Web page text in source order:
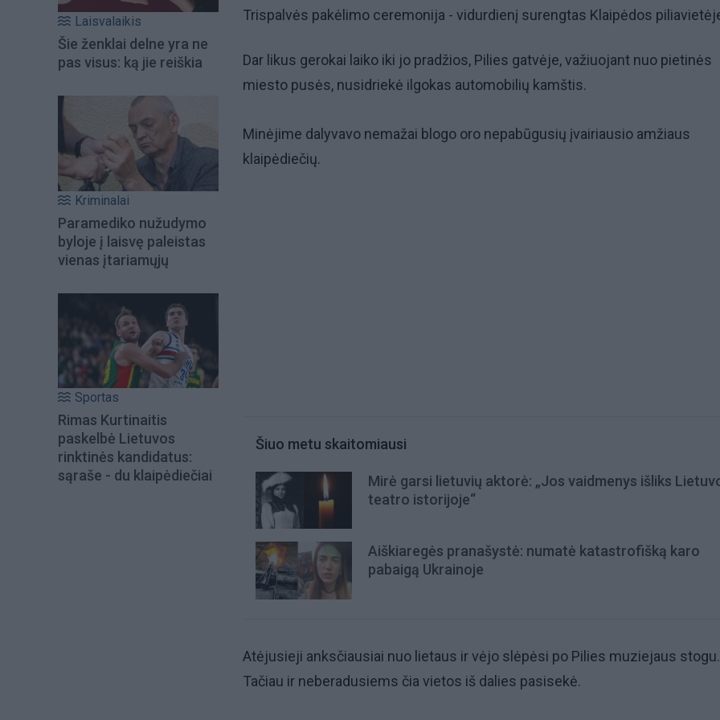
Laisvalaikis
Šie ženklai delne yra ne
pas visus: ką jie reiškia
Kriminalai
Paramediko nužudymo
byloje į laisvę paleistas
vienas įtariamųjų
Sportas
Rimas Kurtinaitis
paskelbė Lietuvos
rinktinės kandidatus:
sąraše - du klaipėdiečiai
Trispalvės pakėlimo ceremonija - vidurdienį surengtas Klaipėdos
Dar likus gerokai laiko iki jo pradžios, Pilies gatvėje, važiuojant nuo pietinės
miesto pusės, nusidriekė ilgokas automobilių kamštis.
Minėjime dalyvavo nemažai blogo oro nepabūgusių įvairiausio amžiaus
klaipėdiečių.
Šiuo metu skaitomiausi
Mirė garsi lietuvių aktorė: „Jos vaidmenys išliks
teatro istorijoje“
Aiškiaregės pranašystė: numatė katastrofišką karo
pabaigą Ukrainoje
Atėjusieji anksčiausiai nuo lietaus ir vėjo slėpėsi po Pilies muziejaus stogu.
Tačiau ir neberadusiems čia vietos iš dalies pasisekė.